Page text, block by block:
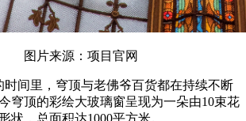
图片来源：项目官网
时间里，穹顶与老佛爷百货都在持续不断
穹顶的彩绘大玻璃窗呈现为一朵由10束花
状，总面积达1000平方米。